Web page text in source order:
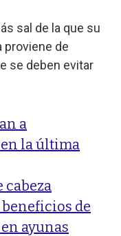
sal de la que su
proviene de
se deben evitar
a
la última
cabeza
de
ayunas